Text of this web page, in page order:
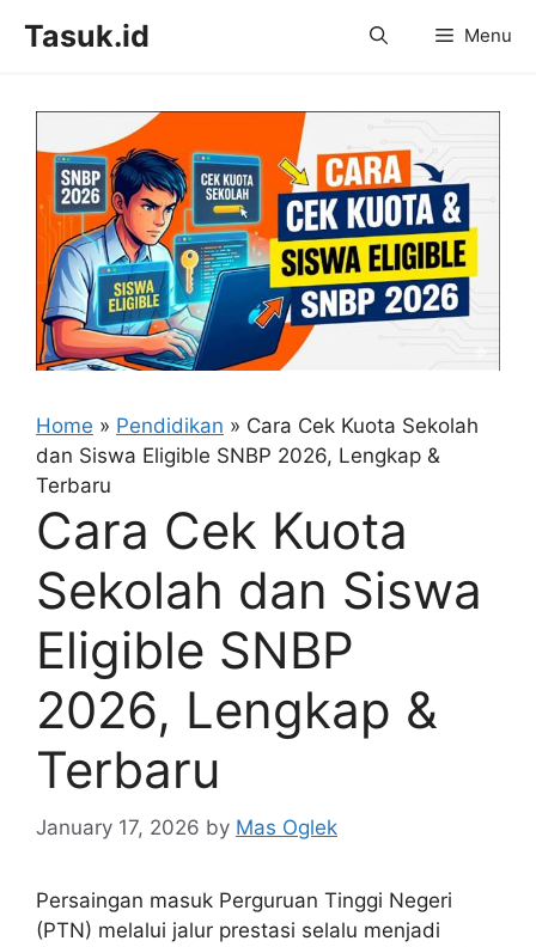
Tasuk.id Menu
Home » Pendidikan » Cara Cek Kuota Sekolah
dan Siswa Eligible SNBP 2026, Lengkap &
Terbaru
Cara Cek Kuota
Sekolah dan Siswa
Eligible SNBP
2026, Lengkap &
Terbaru
January 17, 2026 by Mas Oglek
Persaingan masuk Perguruan Tinggi Negeri
(PTN) melalui jalur prestasi selalu menjadi